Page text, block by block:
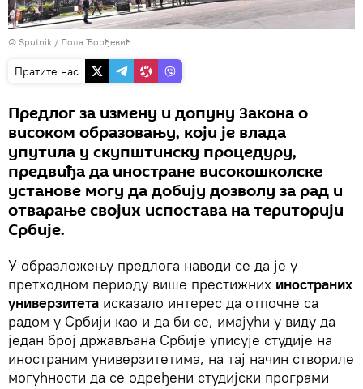
© Sputnik / Лола Ђорђевић
Пратите нас
Предлог за измену и допуну Закона о
високом образовању, који је влада
упутила у скупштинску процедуру,
предвиђа да иностране високошколске
установе могу да добију дозволу за рад и
отварање својих испостава на територији
Србије.
У образложењу предлога наводи се да је у
претходном периоду више престижних иностраних
универзитета исказало интерес да отпочне са
радом у Србији као и да би се, имајући у виду да
један број држављана Србије уписује студије на
иностраним универзитетима, на тај начин створиле
могућности да се одређени студијски програми